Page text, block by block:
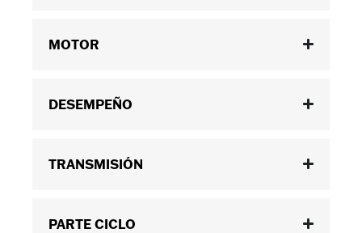
MOTOR
DESEMPEÑO
TRANSMISIÓN
PARTE CICLO